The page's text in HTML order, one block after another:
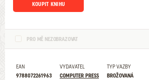
KOUPIT KNIHU
PRO MĚ NEZOBRAZOVAT
EAN
9788072261963
VYDAVATEL
COMPUTER PRESS
TYP VAZBY
BROŽOVANÁ